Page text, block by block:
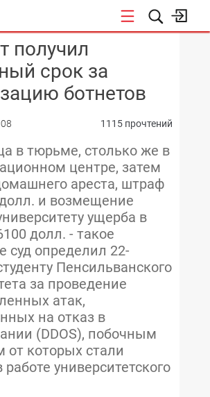
КОНФЕРЕНЦИИ
получил
срок за
ботнетов
1115 прочтений
в тюрьме, столько же в
центре, затем
ареста, штраф
и возмещение
ущерба в
долл. - такое
суд определил 22-
Пенсильванского
за проведение
атак,
на отказ в
(DDOS), побочным
от которых стали
университетского